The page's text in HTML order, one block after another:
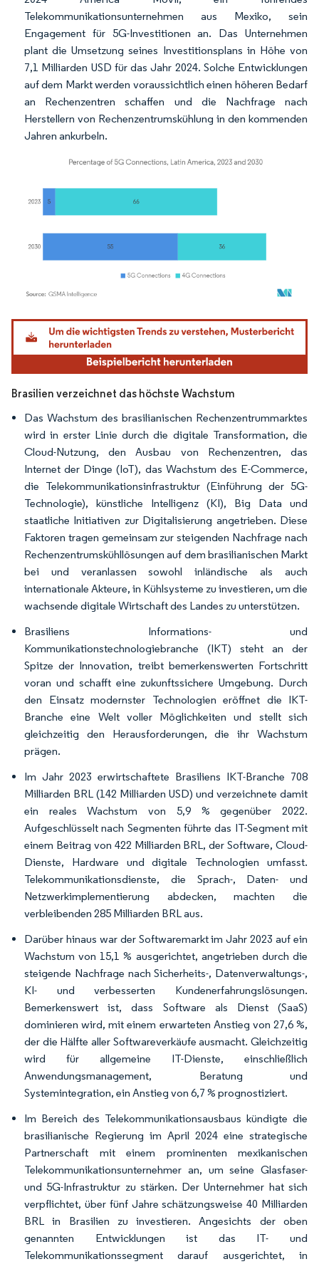
Telekommunikationsunternehmen aus Mexiko, sein
Engagement für 5G-Investitionen an. Das Unternehmen
plant die Umsetzung seines Investitionsplans in Höhe von
7,1 Milliarden USD für das Jahr 2024. Solche Entwicklungen
auf dem Markt werden voraussichtlich einen höheren Bedarf
an Rechenzentren schaffen und die Nachfrage nach
Herstellern von Rechenzentrumskühlung in den kommenden
Jahren ankurbeln.
Bild © Mordor Intelligence. Wiederverwendung erfordert Namensnennung gemäß
Brasilien verzeichnet das höchste Wachstum
Das Wachstum des brasilianischen Rechenzentrummarktes
wird in erster Linie durch die digitale Transformation, die
Cloud-Nutzung, den Ausbau von Rechenzentren, das
Internet der Dinge (IoT), das Wachstum des E-Commerce,
die Telekommunikationsinfrastruktur (Einführung der 5G-
Technologie), künstliche Intelligenz (KI), Big Data und
staatliche Initiativen zur Digitalisierung angetrieben. Diese
Faktoren tragen gemeinsam zur steigenden Nachfrage nach
Rechenzentrumskühllösungen auf dem brasilianischen Markt
bei und veranlassen sowohl inländische als auch
internationale Akteure, in Kühlsysteme zu investieren, um die
wachsende digitale Wirtschaft des Landes zu unterstützen.
Brasiliens Informations- und
Kommunikationstechnologiebranche (IKT) steht an der
Spitze der Innovation, treibt bemerkenswerten Fortschritt
voran und schafft eine zukunftssichere Umgebung. Durch
den Einsatz modernster Technologien eröffnet die IKT-
Branche eine Welt voller Möglichkeiten und stellt sich
gleichzeitig den Herausforderungen, die ihr Wachstum
prägen.
Im Jahr 2023 erwirtschaftete Brasiliens IKT-Branche 708
Milliarden BRL (142 Milliarden USD) und verzeichnete damit
ein reales Wachstum von 5,9 % gegenüber 2022.
Aufgeschlüsselt nach Segmenten führte das IT-Segment mit
einem Beitrag von 422 Milliarden BRL, der Software, Cloud-
Dienste, Hardware und digitale Technologien umfasst.
Telekommunikationsdienste, die Sprach-, Daten- und
Netzwerkimplementierung abdecken, machten die
verbleibenden 285 Milliarden BRL aus.
Darüber hinaus war der Softwaremarkt im Jahr 2023 auf ein
Wachstum von 15,1 % ausgerichtet, angetrieben durch die
steigende Nachfrage nach Sicherheits-, Datenverwaltungs-,
KI- und verbesserten Kundenerfahrungslösungen.
Bemerkenswert ist, dass Software als Dienst (SaaS)
dominieren wird, mit einem erwarteten Anstieg von 27,6 %,
der die Hälfte aller Softwareverkäufe ausmacht. Gleichzeitig
wird für allgemeine IT-Dienste, einschließlich
Anwendungsmanagement, Beratung und
Systemintegration, ein Anstieg von 6,7 % prognostiziert.
Im Bereich des Telekommunikationsausbaus kündigte die
brasilianische Regierung im April 2024 eine strategische
Partnerschaft mit einem prominenten mexikanischen
Telekommunikationsunternehmer an, um seine Glasfaser-
und 5G-Infrastruktur zu stärken. Der Unternehmer hat sich
verpflichtet, über fünf Jahre schätzungsweise 40 Milliarden
BRL in Brasilien zu investieren. Angesichts der oben
genannten Entwicklungen ist das IT- und
Telekommunikationssegment darauf ausgerichtet, in